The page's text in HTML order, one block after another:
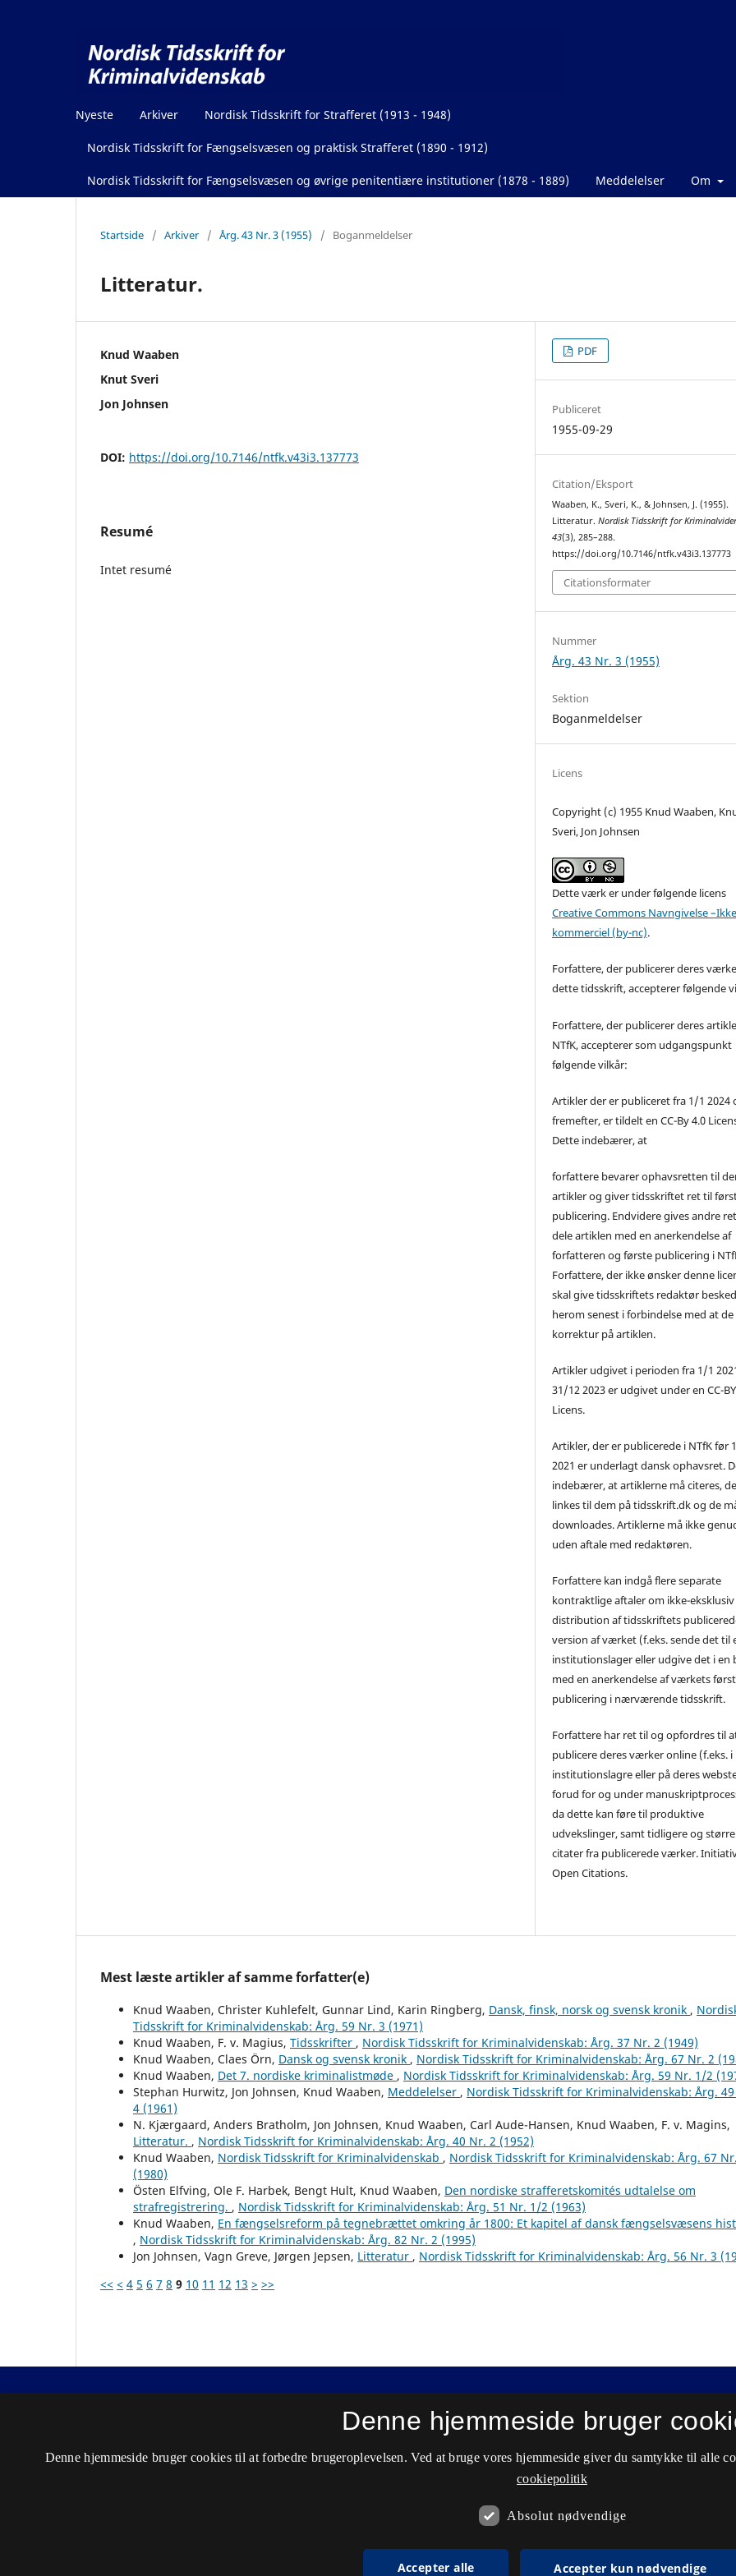
Nyeste Arkiver Nordisk Tidsskrift for Strafferet (1913 - 1948)
Nordisk Tidsskrift for Fængselsvæsen og praktisk Strafferet (1890 - 1912)
Nordisk Tidsskrift for Fængselsvæsen og øvrige penitentiære institutioner (1878 - 1889) Meddelelser Om
Startside / Arkiver / Årg. 43 Nr. 3 (1955) / Boganmeldelser
Litteratur.
Knud Waaben
Knut Sveri
Jon Johnsen
DOI: https://doi.org/10.7146/ntfk.v43i3.137773
Resumé
Intet resumé
PDF
Publiceret
1955-09-29
Citation/Eksport
Waaben, K., Sveri, K., & Johnsen, J. (1955).
Litteratur.Nordisk Tidsskrift for
43(3), 285–288.
https://doi.org/10.7146/ntfk.v43i3.137773
Citationsformater
Nummer
Årg. 43 Nr. 3 (1955)
Sektion
Boganmeldelser
Licens
Copyright (c) 1955 Knud Waaben,
Sveri, Jon Johnsen
Dette værk er under følgende licens
Creative Commons Navngivelse
kommerciel (by-nc).
Forfattere, der publicerer deres
dette tidsskrift, accepterer følgende
Forfattere, der publicerer deres
NTfK, accepterer som udgangspunkt
følgende vilkår:
Artikler der er publiceret fra 1/1 2024
fremefter, er tildelt en CC-By 4.0
Dette indebærer, at
forfattere bevarer ophavsretten til
artikler og giver tidsskriftet ret til
publicering. Endvidere gives andre
dele artiklen med en anerkendelse af
forfatteren og første publicering i
Forfattere, der ikke ønsker denne
skal give tidsskriftets redaktør besked
herom senest i forbindelse med at
korrektur på artiklen.
Artikler udgivet i perioden fra 1/1
31/12 2023 er udgivet under en CC-
Licens.
Artikler, der er publicerede i NTfK før
2021 er underlagt dansk ophavsret.
indebærer, at artiklerne må citeres,
linkes til dem på tidsskrift.dk og de
downloades. Artiklerne må ikke
uden aftale med redaktøren.
Forfattere kan indgå flere separate
kontraktlige aftaler om ikke-eksklusiv
distribution af tidsskriftets
version af værket (f.eks. sende det til
institutionslager eller udgive det i en
med en anerkendelse af værkets
publicering i nærværende tidsskrift.
Forfattere har ret til og opfordres til
publicere deres værker online (f.eks. i
institutionslagre eller på deres
forud for og under
da dette kan føre til produktive
udvekslinger, samt tidligere og større
citater fra publicerede værker.
Open Citations.
Mest læste artikler af samme forfatter(e)
Knud Waaben, Christer Kuhlefelt, Gunnar Lind, Karin Ringberg, Dansk, finsk, norsk og svensk kronik ,
Tidsskrift for Kriminalvidenskab: Årg. 59 Nr. 3 (1971)
Knud Waaben, F. v. Magius, Tidsskrifter , Nordisk Tidsskrift for Kriminalvidenskab: Årg. 37 Nr. 2 (1949)
Knud Waaben, Claes Örn, Dansk og svensk kronik , Nordisk Tidsskrift for Kriminalvidenskab: Årg. 67 Nr. 2
Knud Waaben, Det 7. nordiske kriminalistmøde , Nordisk Tidsskrift for Kriminalvidenskab: Årg. 59 Nr. 1/2
Stephan Hurwitz, Jon Johnsen, Knud Waaben, Meddelelser , Nordisk Tidsskrift for Kriminalvidenskab: Årg.
4 (1961)
N. Kjærgaard, Anders Bratholm, Jon Johnsen, Knud Waaben, Carl Aude-Hansen, Knud Waaben, F. v. Magins,
Litteratur. , Nordisk Tidsskrift for Kriminalvidenskab: Årg. 40 Nr. 2 (1952)
Knud Waaben, Nordisk Tidsskrift for Kriminalvidenskab , Nordisk Tidsskrift for Kriminalvidenskab: Årg. 67
(1980)
Östen Elfving, Ole F. Harbek, Bengt Hult, Knud Waaben, Den nordiske strafferetskomités udtalelse om
strafregistrering. , Nordisk Tidsskrift for Kriminalvidenskab: Årg. 51 Nr. 1/2 (1963)
Knud Waaben, En fængselsreform på tegnebrættet omkring år 1800: Et kapitel af dansk fængselsvæsens
, Nordisk Tidsskrift for Kriminalvidenskab: Årg. 82 Nr. 2 (1995)
Jon Johnsen, Vagn Greve, Jørgen Jepsen, Litteratur , Nordisk Tidsskrift for Kriminalvidenskab: Årg. 56 Nr. 3
<< < 4 5 6 7 8 9 10 11 12 13 > >>
Nordisk Tidsskrift for Kriminalvidenskab
ISSN 2446-3051 (Online)
Denne hjemmeside bruger
Denne hjemmeside bruger cookies til at forbedre brugeroplevelsen. Ved at bruge vores hjemmeside giver du samtykke til alle
cookiepolitik
Absolut nødvendige
Accepter alle Accepter kun nødvendige